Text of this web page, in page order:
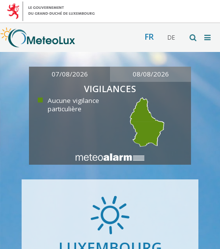
FR DE
07/08/2026 08/08/2026
VIGILANCES
Aucune vigilance
particulière